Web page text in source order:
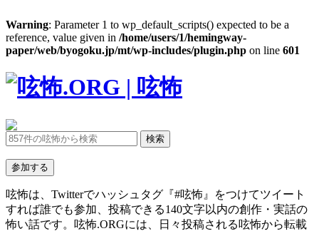
Warning: Parameter 1 to wp_default_scripts() expected to be a
reference, value given in /home/users/1/hemingway-
paper/web/byogoku.jp/mt/wp-includes/plugin.php on line 601
呟怖は、Twitterでハッシュタグ『#呟怖』をつけてツイート
すれば誰でも参加、投稿できる140文字以内の創作・実話の
怖い話です。呟怖.ORGには、日々投稿される呟怖から転載